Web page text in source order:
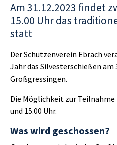
Am 31.12.2023 findet
15.00 Uhr das
statt
Der Schützenverein Ebrach
Jahr das Silvesterschießen am
Großgressingen.
Die Möglichkeit zur
und 15.00 Uhr.
Was wird geschossen?